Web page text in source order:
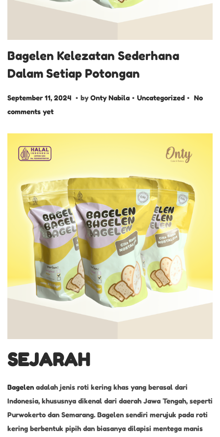
Bagelen Kelezatan Sederhana
Dalam Setiap Potongan
P
o
September 11, 2024 S
b
e
r
1
1
,
0
2
. by Onty Nabila . P
i
n
Uncategorized . No
comments yet
SEJARAH
Bagelen adalah jenis roti kering khas yang berasal dari
Indonesia, khususnya dikenal dari daerah Jawa Tengah, seperti
Purwokerto dan Semarang. Bagelen sendiri merujuk pada roti
kering berbentuk pipih dan biasanya dilapisi mentega manis